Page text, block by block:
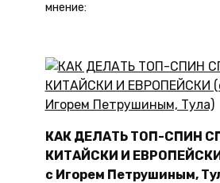
мнение:
КАК ДЕЛАТЬ ТОП-СПИН
КИТАЙСКИ И
с Игорем Петрушиным,